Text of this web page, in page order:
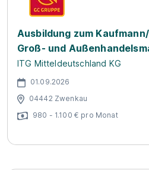
Ausbildung zum
Groß- und
ITG Mitteldeutschland KG
01.09.2026
04442 Zwenkau
980 - 1.100 € pro Monat